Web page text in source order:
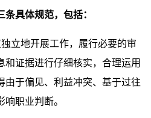
具体规范，包括：
立地开展工作，履行必要的审
和证据进行仔细核实，合理运用
由于偏见、利益冲突、基于过往
职业判断。